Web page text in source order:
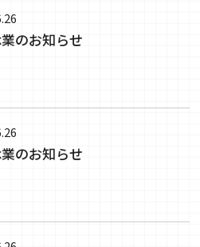
のお知らせ
のお知らせ